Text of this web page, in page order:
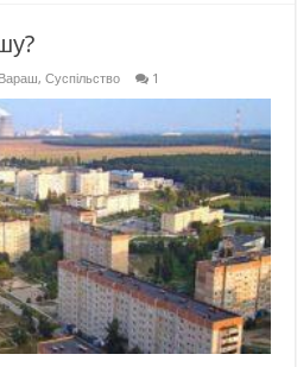
,Суспільство 1